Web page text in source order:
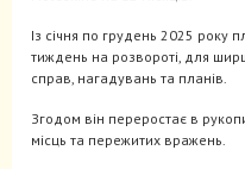
Із січня по грудень 2025 року
тиждень на розвороті, для
справ, нагадувань та планів.
Згодом він переростає в
місць та пережитих вражень.